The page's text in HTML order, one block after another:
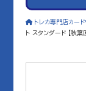
トレカ専門店カード
ト スタンダード 【秋葉